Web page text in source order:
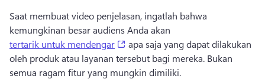
Saat membuat video penjelasan, ingatlah bahwa
kemungkinan besar audiens Anda akan
tertarik untuk mendengar
(opens in a new tab)
apa saja yang dapat dilakukan
oleh produk atau layanan tersebut bagi mereka. Bukan
semua ragam fitur yang mungkin dimiliki.